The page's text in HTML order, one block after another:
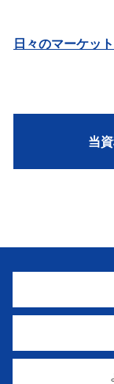
日々のマーケッ
当